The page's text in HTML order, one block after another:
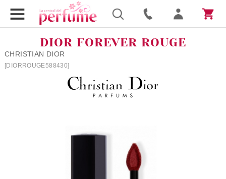
DIOR FOREVER ROUGE
CHRISTIAN DIOR
[DIORROUGE588430]